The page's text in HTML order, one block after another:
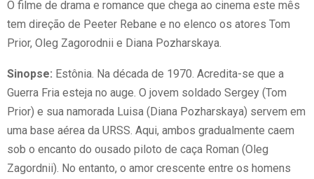
O filme de drama e romance que chega ao cinema este mês
tem direção de Peeter Rebane e no elenco os atores Tom
Prior, Oleg Zagorodnii e Diana Pozharskaya.
Sinopse: Estônia. Na década de 1970. Acredita-se que a
Guerra Fria esteja no auge. O jovem soldado Sergey (Tom
Prior) e sua namorada Luisa (Diana Pozharskaya) servem em
uma base aérea da URSS. Aqui, ambos gradualmente caem
sob o encanto do ousado piloto de caça Roman (Oleg
Zagordnii). No entanto, o amor crescente entre os homens